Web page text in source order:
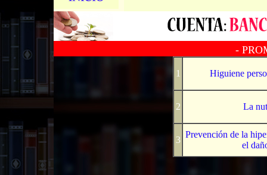
-
1 Higuiene
2 La
3
Prevención de la
el